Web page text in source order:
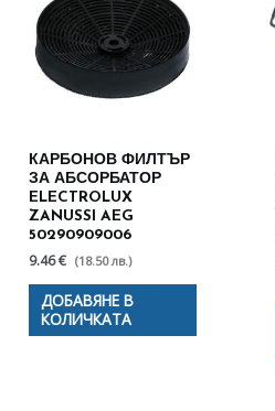
КАРБОНОВ ФИЛТЪР
ЗА АБСОРБАТОР
ELECTROLUX
ZANUSSI AEG
50290909006
9.46 € (18.50 лв.)
ДОБАВЯНЕ В
КОЛИЧКАТА